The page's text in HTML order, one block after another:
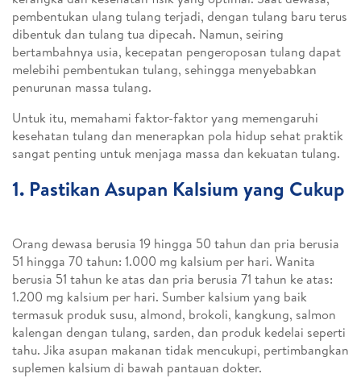
pembentukan ulang tulang terjadi, dengan tulang baru terus
dibentuk dan tulang tua dipecah. Namun, seiring
bertambahnya usia, kecepatan pengeroposan tulang dapat
melebihi pembentukan tulang, sehingga menyebabkan
penurunan massa tulang.
Untuk itu, memahami faktor-faktor yang memengaruhi
kesehatan tulang dan menerapkan pola hidup sehat praktik
sangat penting untuk menjaga massa dan kekuatan tulang.
1. Pastikan Asupan Kalsium yang Cukup
Orang dewasa berusia 19 hingga 50 tahun dan pria berusia
51 hingga 70 tahun: 1.000 mg kalsium per hari. Wanita
berusia 51 tahun ke atas dan pria berusia 71 tahun ke atas:
1.200 mg kalsium per hari. Sumber kalsium yang baik
termasuk produk susu, almond, brokoli, kangkung, salmon
kalengan dengan tulang, sarden, dan produk kedelai seperti
tahu. Jika asupan makanan tidak mencukupi, pertimbangkan
suplemen kalsium di bawah pantauan dokter.